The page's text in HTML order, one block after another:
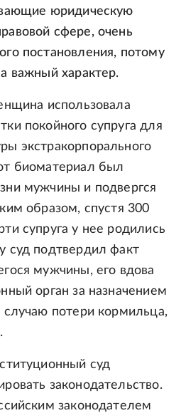
юридическую
сфере, очень
постановления, потому
важный характер.
использовала
покойного супруга для
экстракорпорального
биоматериал был
мужчины и подвергся
образом, спустя 300
супруга у нее родились
суд подтвердил факт
мужчины, его вдова
орган за назначением
случаю потери кормильца,
суд
законодательство.
законодателем